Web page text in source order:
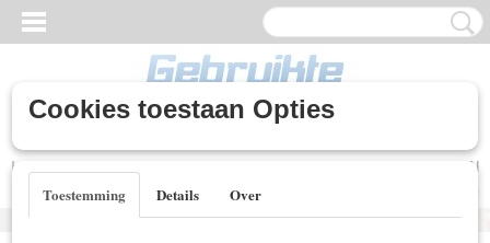
Inloggen
UW WINKELWAGEN
Cookies toestaan Opties
Toestemming Details Over